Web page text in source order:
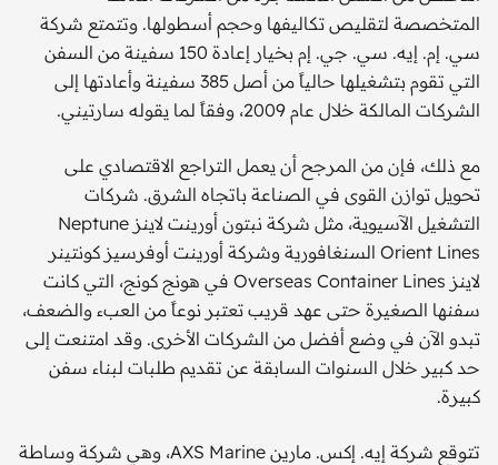
المتخصصة لتقليص تكاليفها وحجم أسطولها. وتتمتع شركة
سي. إم. إيه. سي. جي. إم بخيار إعادة 150 سفينة من السفن
التي تقوم بتشغيلها حالياً من أصل 385 سفينة وأعادتها إلى
الشركات المالكة خلال عام 2009، وفقاً لما يقوله سارتيني.
مع ذلك، فإن من المرجح أن يعمل التراجع الاقتصادي على
تحويل توازن القوى في الصناعة باتجاه الشرق. شركات
التشغيل الآسيوية، مثل شركة نبتون أورينت لاينز Neptune
Orient Lines السنغافورية وشركة أورينت أوفرسيز كونتينر
لاينز Overseas Container Lines في هونج كونج، التي كانت
سفنها الصغيرة حتى عهد قريب تعتبر نوعاً من العبء والضعف،
تبدو الآن في وضع أفضل من الشركات الأخرى. وقد امتنعت إلى
حد كبير خلال السنوات السابقة عن تقديم طلبات لبناء سفن
كبيرة.
تتوقع شركة إيه. إكس. مارين AXS Marine، وهي شركة وساطة